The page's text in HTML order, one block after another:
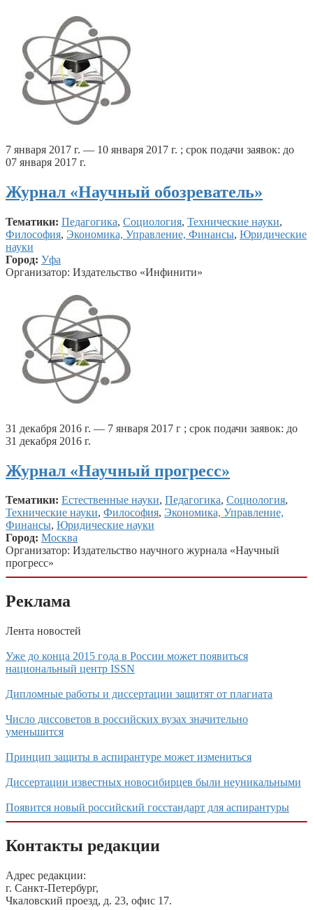
7 января 2017 г. — 10 января 2017 г. ; срок подачи заявок: до
07 января 2017 г.
Журнал «Научный обозреватель»
Тематики: Педагогика, Социология, Технические науки,
Философия, Экономика, Управление, Финансы, Юридические
науки
Город: Уфа
Организатор: Издательство «Инфинити»
31 декабря 2016 г. — 7 января 2017 г ; срок подачи заявок: до
31 декабря 2016 г.
Журнал «Научный прогресс»
Тематики: Естественные науки, Педагогика, Социология,
Технические науки, Философия, Экономика, Управление,
Финансы, Юридические науки
Город: Москва
Организатор: Издательство научного журнала «Научный
прогресс»
Реклама
Лента новостей
Уже до конца 2015 года в России может появиться
национальный центр ISSN
Дипломные работы и диссертации защитят от плагиата
Число диссоветов в российских вузах значительно
уменьшится
Принцип защиты в аспирантуре может измениться
Диссертации известных новосибирцев были неуникальными
Появится новый российский госстандарт для аспирантуры
Контакты редакции
Адрес редакции:
г. Санкт-Петербург,
Чкаловский проезд, д. 23, офис 17.